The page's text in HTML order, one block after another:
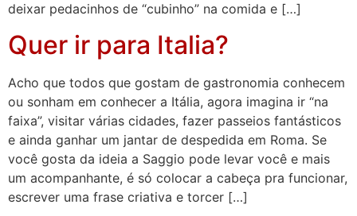
deixar pedacinhos de “cubinho” na comida e […]
Quer ir para Italia?
Acho que todos que gostam de gastronomia conhecem
ou sonham em conhecer a Itália, agora imagina ir “na
faixa”, visitar várias cidades, fazer passeios fantásticos
e ainda ganhar um jantar de despedida em Roma. Se
você gosta da ideia a Saggio pode levar você e mais
um acompanhante, é só colocar a cabeça pra funcionar,
escrever uma frase criativa e torcer […]